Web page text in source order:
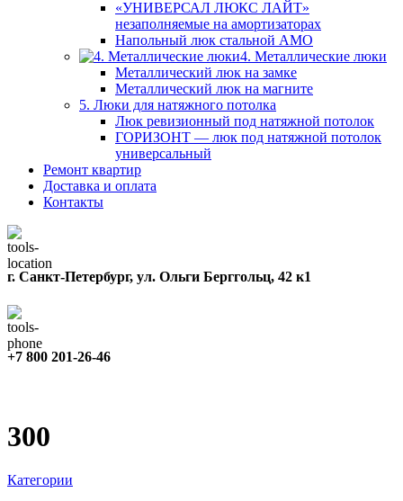
«УНИВЕРСАЛ ЛЮКС ЛАЙТ»
незаполняемые на амортизаторах
Напольный люк стальной АМО
4. Металлические люки
Металлический люк на замке
Металлический люк на магните
5. Люки для натяжного потолка
Люк ревизионный под натяжной потолок
ГОРИЗОНТ — люк под натяжной потолок
универсальный
Ремонт квартир
Доставка и оплата
Контакты
г. Санкт-Петербург, ул. Ольги Берггольц, 42 к1
+7 800 201-26-46
300
Категории